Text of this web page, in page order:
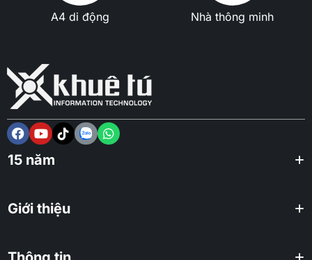
A4 di động Nhà thông minh
15 năm
Giới thiệu